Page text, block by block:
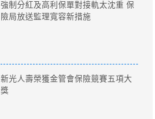
強制分紅及高利保單對接軌太沈重 保
險局放送監理寬容新措施
新光人壽榮獲金管會保險競賽五項大
獎